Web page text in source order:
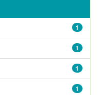
1
1
1
1